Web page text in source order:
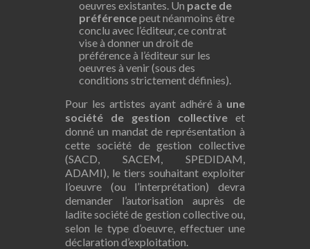
oeuvres existantes. Un pacte de
préférencepeut néanmoins être
conclu avec l’éditeur, ce contrat
vise à donner un droit de
préférence à l’éditeur sur les
oeuvres à venir (sous des
conditions strictement définies).
Pour les artistes ayant adhéré à une
société de gestion collective et
donné un mandat de représentation à
cette société de gestion collective
(SACD, SACEM, SPEDIDAM,
ADAMI), le tiers souhaitant exploiter
l’oeuvre (ou l’interprétation) devra
demander l’autorisation auprès de
ladite société de gestion collective ou,
selon le type d’oeuvre, effectuer une
déclaration d’exploitation.